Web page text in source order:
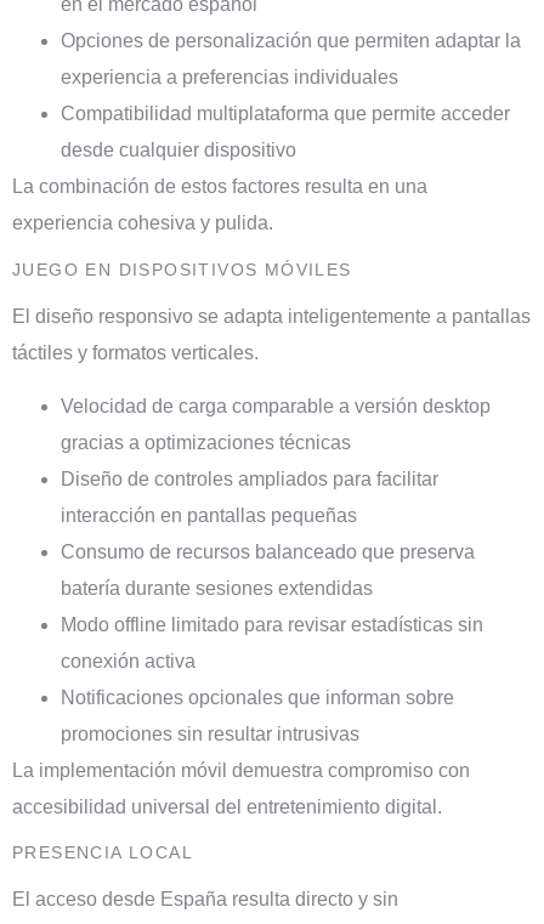
en el mercado español
Opciones de personalización que permiten adaptar la
experiencia a preferencias individuales
Compatibilidad multiplataforma que permite acceder
desde cualquier dispositivo
La combinación de estos factores resulta en una
experiencia cohesiva y pulida.
JUEGO EN DISPOSITIVOS MÓVILES
El diseño responsivo se adapta inteligentemente a pantallas
táctiles y formatos verticales.
Velocidad de carga comparable a versión desktop
gracias a optimizaciones técnicas
Diseño de controles ampliados para facilitar
interacción en pantallas pequeñas
Consumo de recursos balanceado que preserva
batería durante sesiones extendidas
Modo offline limitado para revisar estadísticas sin
conexión activa
Notificaciones opcionales que informan sobre
promociones sin resultar intrusivas
La implementación móvil demuestra compromiso con
accesibilidad universal del entretenimiento digital.
PRESENCIA LOCAL
El acceso desde España resulta directo y sin